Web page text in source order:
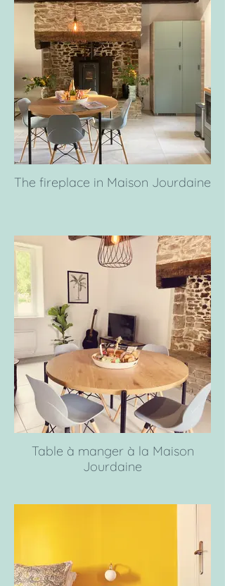
The fireplace in Maison Jourdaine
Table à manger à la Maison
Jourdaine